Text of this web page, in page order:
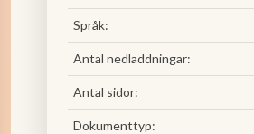
Språk:
Antal nedladdningar:
Antal sidor:
Dokumenttyp: